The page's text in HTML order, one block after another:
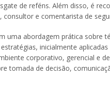
de reféns. Além disso, é
e comentarista de
uma abordagem prática sobre
inicialmente
corporativo, gerencial e
tomada de decisão,